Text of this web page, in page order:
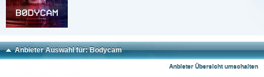
Anbieter Auswahl für: Bodycam
Anbieter Übersicht umschalten